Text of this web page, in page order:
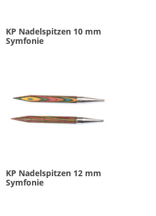
KP Nadelspitzen 10 mm
Symfonie
KP Nadelspitzen 12 mm
Symfonie